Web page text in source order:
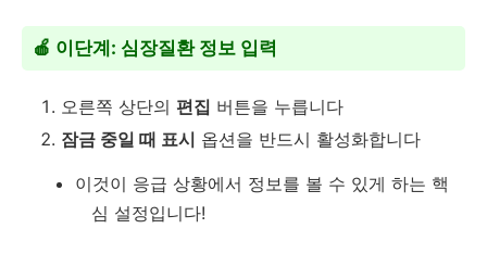
🍎 이단계: 심장질환 정보 입력
오른쪽 상단의 편집 버튼을 누릅니다
잠금 중일 때 표시 옵션을 반드시 활성화합니다
이것이 응급 상황에서 정보를 볼 수 있게 하는 핵
심 설정입니다!